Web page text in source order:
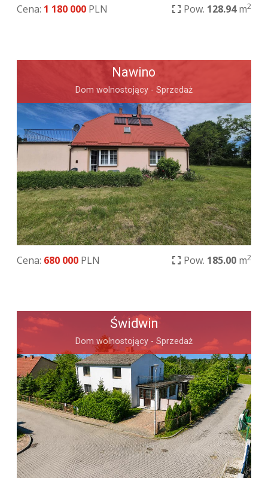
Cena: 1 180 000 PLN Pow. 128.94m2
Nawino
Dom wolnostojący - Sprzedaż
Cena: 680 000 PLN Pow. 185.00 m2
Świdwin
Dom wolnostojący - Sprzedaż